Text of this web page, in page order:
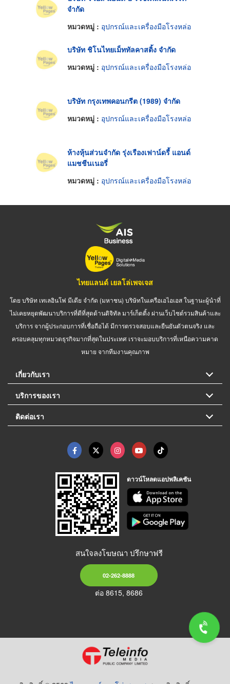
จำกัด
หมวดหมู่ : อุปกรณ์และเครื่องมือโรงหล่อ
บริษัท ชิโนไทยเม็ททัลคาสติ้ง จำกัด
หมวดหมู่ : อุปกรณ์และเครื่องมือโรงหล่อ
บริษัท กรุงเทพคอนกรีต (1989) จำกัด
หมวดหมู่ : อุปกรณ์และเครื่องมือโรงหล่อ
ห้างหุ้นส่วนจำกัด รุ่งเรืองเฟาน์ดรี้ แอนด์
แมชชีนเนอรี่
หมวดหมู่ : อุปกรณ์และเครื่องมือโรงหล่อ
ไทยแลนด์ เยลโล่เพจเจส
โดย บริษัท เทเลอินโฟ มีเดีย จำกัด (มหาชน) บริษัทในเครือเอไอเอส ในฐานะผู้นำที่
ไม่เคยหยุดพัฒนาบริการที่ดีที่สุดด้านดิจิทัล มาร์เก็ตติ้ง ผ่านเว็บไซต์รวมสินค้าและ
บริการ จากผู้ประกอบการที่เชื่อถือได้ มีการตรวจสอบและยืนยันตัวตนจริง และ
ครอบคลุมทุกหมวดธุรกิจมากที่สุดในประเทศ เราจะมอบบริการที่เหนือความคาด
หมาย จากทีมงานคุณภาพ
เกี่ยวกับเรา
บริการของเรา
ติดต่อเรา
ดาวน์โหลดแอปพลิเคชัน
สนใจลงโฆษณา ปรึกษาฟรี
02-262-8888
ต่อ 8615, 8686